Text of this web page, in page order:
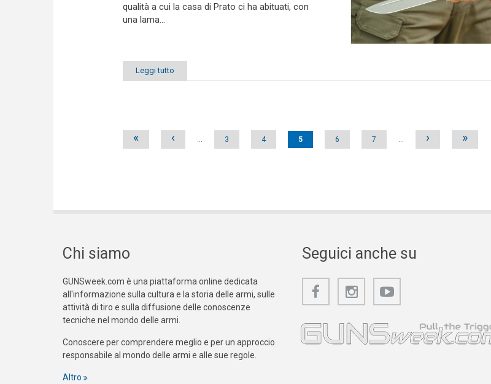
qualità a cui la casa di Prato ci ha abituati, con
una lama...
Leggi tutto
Pages
« ‹ … 3 4 5 6 7 … › »
Chi siamo
GUNSweek.com è una piattaforma online dedicata
all'informazione sulla cultura e la storia delle armi, sulle
attività di tiro e sulla diffusione delle conoscenze
tecniche nel mondo delle armi.
Conoscere per comprendere meglio e per un approccio
responsabile al mondo delle armi e alle sue regole.
Altro
Seguici anche su